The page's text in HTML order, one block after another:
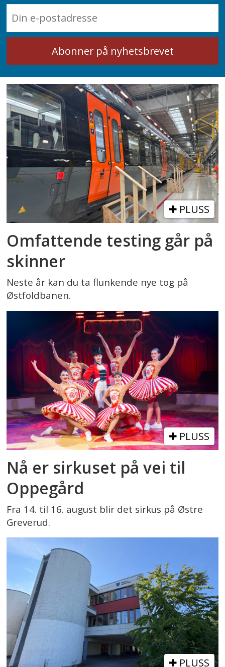
PLUSS
Omfattende testing går på
skinner
Neste år kan du ta flunkende nye tog på
Østfoldbanen.
PLUSS
Nå er sirkuset på vei til
Oppegård
Fra 14. til 16. august blir det sirkus på Østre
Greverud.
PLUSS